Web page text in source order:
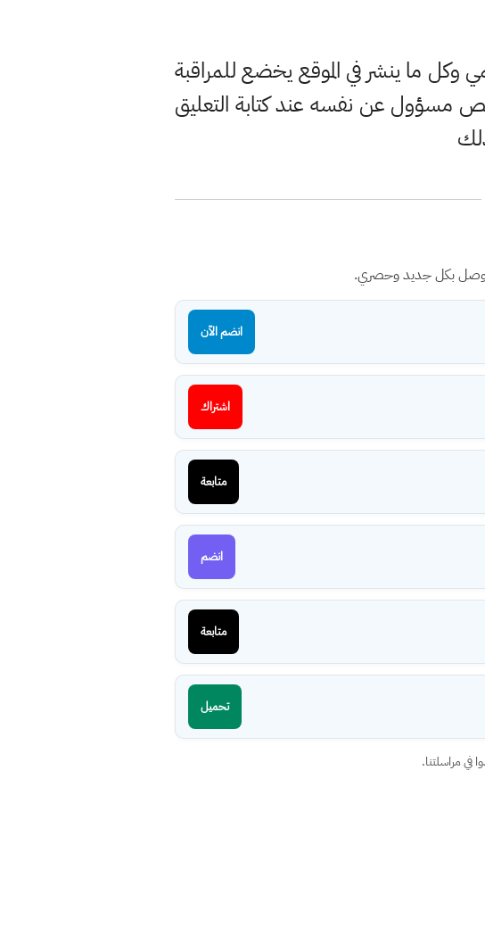
ما ينشر في الموقع يخضع للمراقبة
مسؤول عن نفسه عند كتابة التعليق
يتوصل بكل جديد وحصري.
انضم الآن
اشتراك
متابعة
انضم
متابعة
تحميل
في مراسلتنا.